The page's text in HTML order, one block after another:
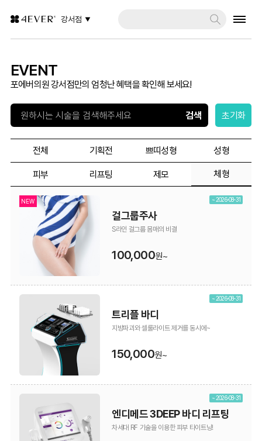
강서점
EVENT
포에버의원 강서점만의 엄청난 혜택을 확인해 보세요!
초기화
전체 기획전 쁘띠성형 성형
피부 리프팅 제모 체형
NEW
걸그룹주사
S라인 걸그룹 몸매의 비결
~ 2026-08-31
100,000원~
트리플 바디
지방파괴와 셀룰라이트 제거를 동시에~
~ 2026-08-31
150,000원~
엔디메드 3DEEP 바디 리프팅
차세대 RF 기술을 이용한 피부 타이트닝!
~ 2026-08-31